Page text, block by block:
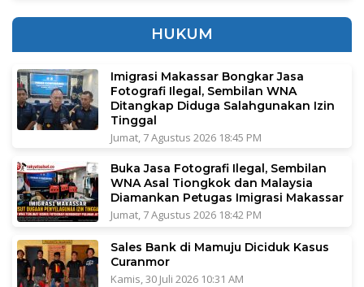
HUKUM
Imigrasi Makassar Bongkar Jasa
Fotografi Ilegal, Sembilan WNA
Ditangkap Diduga Salahgunakan Izin
Tinggal
Jumat, 7 Agustus 2026 18:45 PM
Buka Jasa Fotografi Ilegal, Sembilan
WNA Asal Tiongkok dan Malaysia
Diamankan Petugas Imigrasi Makassar
Jumat, 7 Agustus 2026 18:42 PM
Sales Bank di Mamuju Diciduk Kasus
Curanmor
Kamis, 30 Juli 2026 10:31 AM